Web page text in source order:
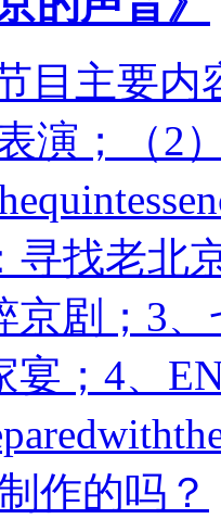
目主要内
演；（2
寻找老北
京剧；3
宴；4、
作的吗？